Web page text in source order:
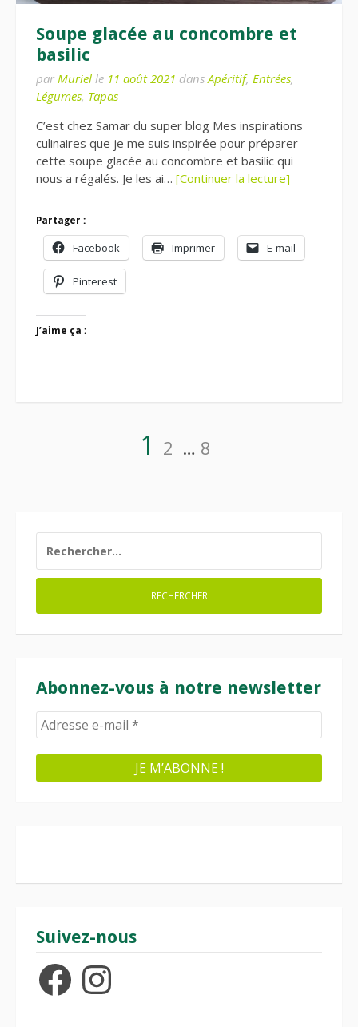
Soupe glacée au concombre et
basilic
par Muriel le 11 août 2021 dans Apéritif, Entrées,
Légumes, Tapas
C’est chez Samar du super blog Mes inspirations
culinaires que je me suis inspirée pour préparer
cette soupe glacée au concombre et basilic qui
nous a régalés. Je les ai… [Continuer la lecture]
Partager :
Facebook Imprimer E-mail
Pinterest
J’aime ça :
Page
1 Page
2 … Page
8
Abonnez-vous à notre newsletter
Suivez-nous
FacebookInstagram